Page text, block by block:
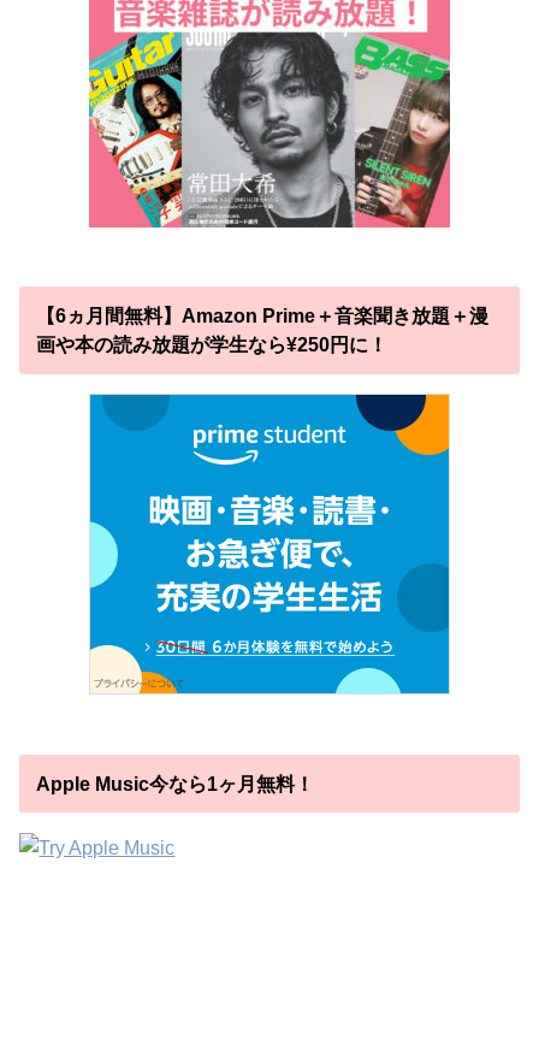
【6ヵ月間無料】Amazon Prime＋音楽聞き放題＋漫
画や本の読み放題が学生なら¥250円に！
Apple Music今なら1ヶ月無料！